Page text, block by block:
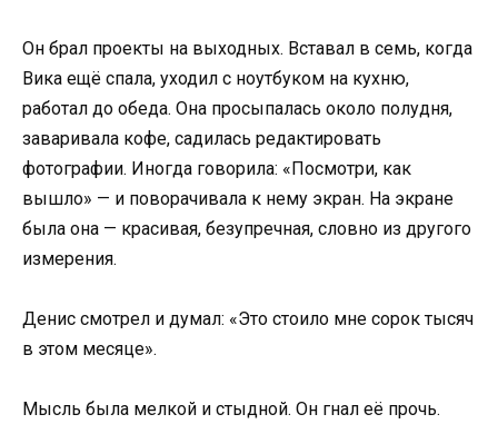
Он брал проекты на выходных. Вставал в семь, когда
Вика ещё спала, уходил с ноутбуком на кухню,
работал до обеда. Она просыпалась около полудня,
заваривала кофе, садилась редактировать
фотографии. Иногда говорила: «Посмотри, как
вышло» — и поворачивала к нему экран. На экране
была она — красивая, безупречная, словно из другого
измерения.
Денис смотрел и думал: «Это стоило мне сорок тысяч
в этом месяце».
Мысль была мелкой и стыдной. Он гнал её прочь.